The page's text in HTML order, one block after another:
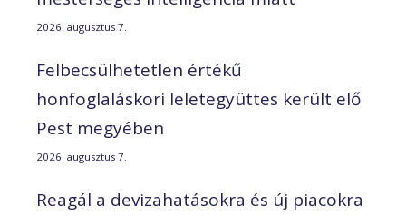
2026. augusztus 7.
Felbecsülhetetlen értékű
honfoglaláskori leletegyüttes került elő
Pest megyében
2026. augusztus 7.
Reagál a devizahatásokra és új piacokra